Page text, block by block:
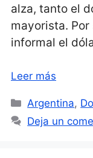
alza, tanto el
mayorista.
informal el
Leer más
Categorías
Argentina,
Deja un